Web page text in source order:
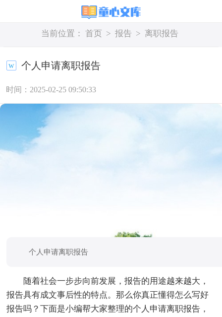
当前位置： 首页 > 报告 > 离职报告
个人申请离职报告
时间：2025-02-25 09:50:33
个人申请离职报告
随着社会一步步向前发展，报告的用途越来越大，
报告具有成文事后性的特点。那么你真正懂得怎么写好
报告吗？下面是小编帮大家整理的个人申请离职报告，